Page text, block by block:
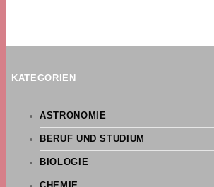
KATEGORIEN
ASTRONOMIE
BERUF UND STUDIUM
BIOLOGIE